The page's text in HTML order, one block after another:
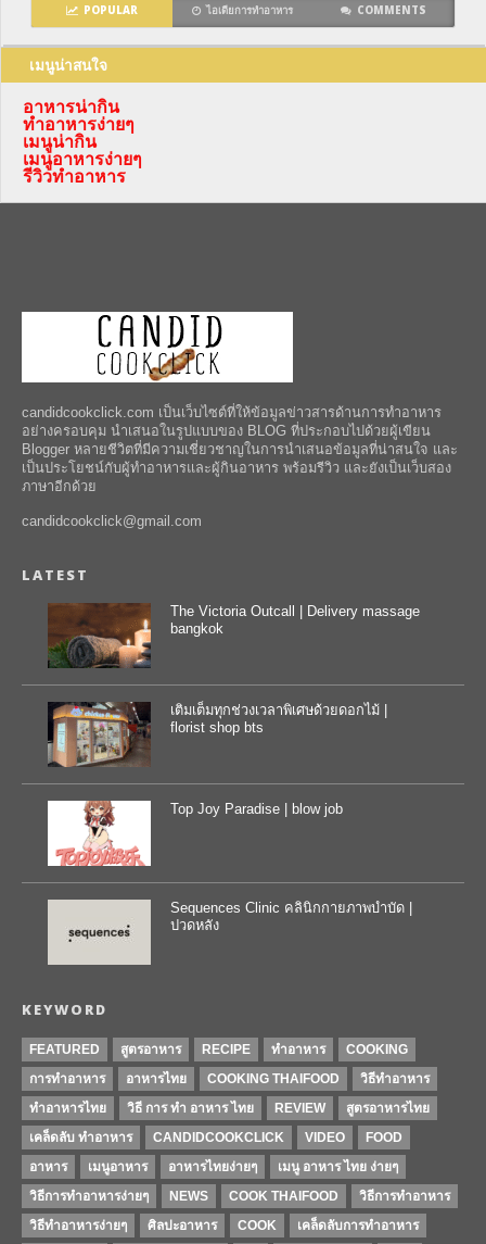
POPULAR ไอเดียการทำอาหาร COMMENTS
เมนูน่าสนใจ
อาหารน่ากิน
ทำอาหารง่ายๆ
เมนูน่ากิน
เมนูอาหารง่ายๆ
รีวิวทำอาหาร
candidcookclick.com เป็นเว็บไซต์ที่ให้ข้อมูลข่าวสารด้านการทำอาหาร
อย่างครอบคุม นำเสนอในรูปแบบของ BLOG ที่ประกอบไปด้วยผู้เขียน
Blogger หลายชีวิตที่มีความเชี่ยวชาญในการนำเสนอข้อมูลที่น่าสนใจ และ
เป็นประโยชน์กับผู้ทำอาหารและผู้กินอาหาร พร้อมรีวิว และยังเป็นเว็บสอง
ภาษาอีกด้วย
candidcookclick@gmail.com
LATEST
The Victoria Outcall | Delivery massage
bangkok
เติมเต็มทุกช่วงเวลาพิเศษด้วยดอกไม้ |
florist shop bts
Top Joy Paradise | blow job
Sequences Clinic คลินิกกายภาพบำบัด |
ปวดหลัง
KEYWORD
FEATURED สูตรอาหาร RECIPE ทำอาหาร
COOKING
การทำอาหาร
อาหารไทย COOKING THAIFOOD
วิธีทำอาหาร
ทำอาหารไทย
วิธี การ ทำ อาหาร ไทย REVIEW
สูตรอาหารไทย
เคล็ดลับ ทำอาหาร
CANDIDCOOKCLICK VIDEO
FOOD
อาหาร
เมนูอาหาร อาหารไทยง่ายๆ
เมนู อาหาร ไทย ง่ายๆ
วิธีการทําอาหารง่ายๆ
NEWS COOK THAIFOOD
วิธีการทำอาหาร
วิธีทำอาหารง่ายๆ
ศิลปะอาหาร COOK เคล็ดลับการทำอาหาร